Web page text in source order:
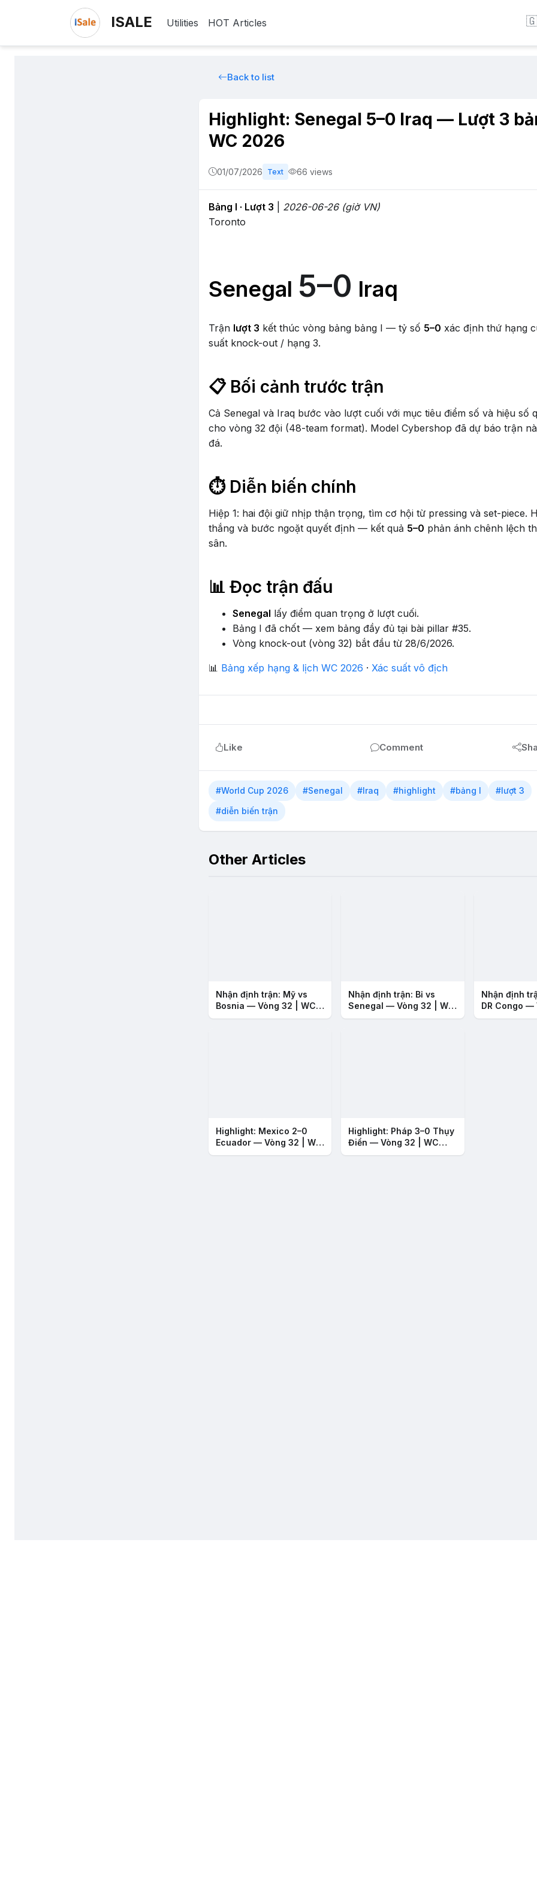
ISALE Utilities HOT Articles
Back to list
Highlight: Senegal 5–0 Iraq — Lượt 3
WC 2026
01/07/2026 Text 66 views
Bảng I · Lượt 3
2026-06-26 (giờ VN)
Toronto
Senegal 5–0 Iraq
Trận lượt 3 kết thúc vòng bảng bảng I — tỷ số 5–0 xác định thứ hạng
suất knock-out / hạng 3.
📋 Bối cảnh trước trận
Cả Senegal và Iraq bước vào lượt cuối với mục tiêu điểm số và hiệu số
cho vòng 32 đội (48-team format). Model Cybershop đã dự báo trận
đá.
⏱️ Diễn biến chính
Hiệp 1: hai đội giữ nhịp thận trọng, tìm cơ hội từ pressing và set-piece.
thắng và bước ngoặt quyết định — kết quả 5–0 phản ánh chênh lệch
sân.
📊 Đọc trận đấu
Senegal lấy điểm quan trọng ở lượt cuối.
Bảng I đã chốt — xem bảng đầy đủ tại bài pillar #35.
Vòng knock-out (vòng 32) bắt đầu từ 28/6/2026.
📊 Bảng xếp hạng & lịch WC 2026 · Xác suất vô địch
Like Comment
#World Cup 2026 #Senegal #Iraq #highlight #bảng I
#lượt 3
#diễn biến trận
Other Articles
Nhận định trận: Mỹ vs
Bosnia — Vòng 32 | WC
2026
Nhận định trận: Bỉ vs
Senegal — Vòng 32 | WC
2026
Nhận định
DR Congo —
WC 2026
Highlight: Mexico 2–0
Ecuador — Vòng 32 | WC
2026
Highlight: Pháp 3–0 Thụy
Điển — Vòng 32 | WC
2026